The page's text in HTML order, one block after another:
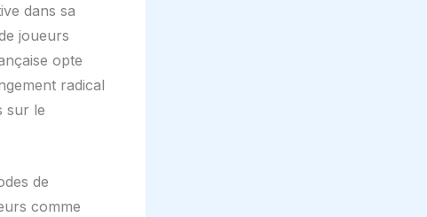
dans sa
joueurs
opte
radical
sur le
de
comme